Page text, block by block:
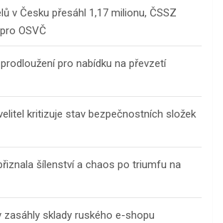
v Česku přesáhl 1,17 milionu, ČSSZ
OSVČ
pro nabídku na převzetí
kritizuje stav bezpečnostních složek
šílenství a chaos po triumfu na
zasáhly sklady ruského e-shopu